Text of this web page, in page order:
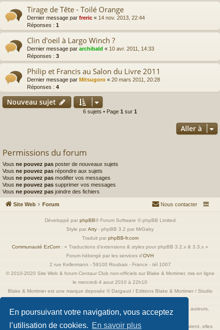
En poursuivant votre navigation, vous acceptez
l’utilisation de cookies. En savoir plus
Tirage de Tête - Toilé Orange
Dernier message par freric « 14 nov. 2013, 22:44
Réponses : 1
Clin d'oeil à Largo Winch ?
Dernier message par archibald « 10 avr. 2011, 14:33
Réponses : 3
Philip et Francis au Salon du Livre 2011
Dernier message par Mitsugoro « 20 mars 2011, 20:28
Réponses : 4
Nouveau sujet
6 sujets • Page 1 sur 1
Aller à
Permissions du forum
Vous ne pouvez pas poster de nouveaux sujets
Vous ne pouvez pas répondre aux sujets
Vous ne pouvez pas modifier vos messages
Vous ne pouvez pas supprimer vos messages
Vous ne pouvez pas joindre des fichiers
Site Web Forum Nous contacter
Développé par phpBB® Forum Software © phpBB Limited
Style par Arty - phpBB 3.2 par MrGaby
Traduit par phpBB-fr.com
Communauté EzCom : « Traductions d'extensions & styles pour phpBB 3.2.x & 3.3.x »
Forum hébergé par les services d’OVH
2 rue Kellermann - 59100 Roubaix - France - tél 1007
© 2010-2020 Site Web & forum Centaur Club non-officiels sur Blake & Mortimer, mis en ligne
le mercredi 4 aout 2010 à 22h10
Blake & Mortimer est une marque deposée © Dargaud / Editions Blake & Mortimer / Studio
Toutes les images incluses dans ces pages sont la propriété exclusive de leurs auteurs,
ayant droits et/ou éditeurs.
Elles ne sont ici qu'à titre de référence ou d'illustration. Si les propriétaires le désirent, elles